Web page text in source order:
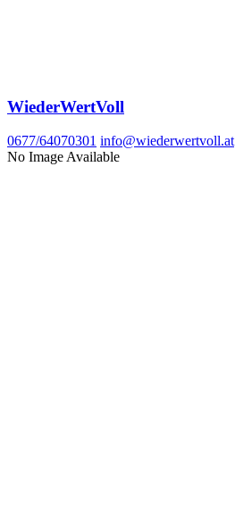
WiederWertVoll
0677/64070301 info@wiederwertvoll.at
No Image Available